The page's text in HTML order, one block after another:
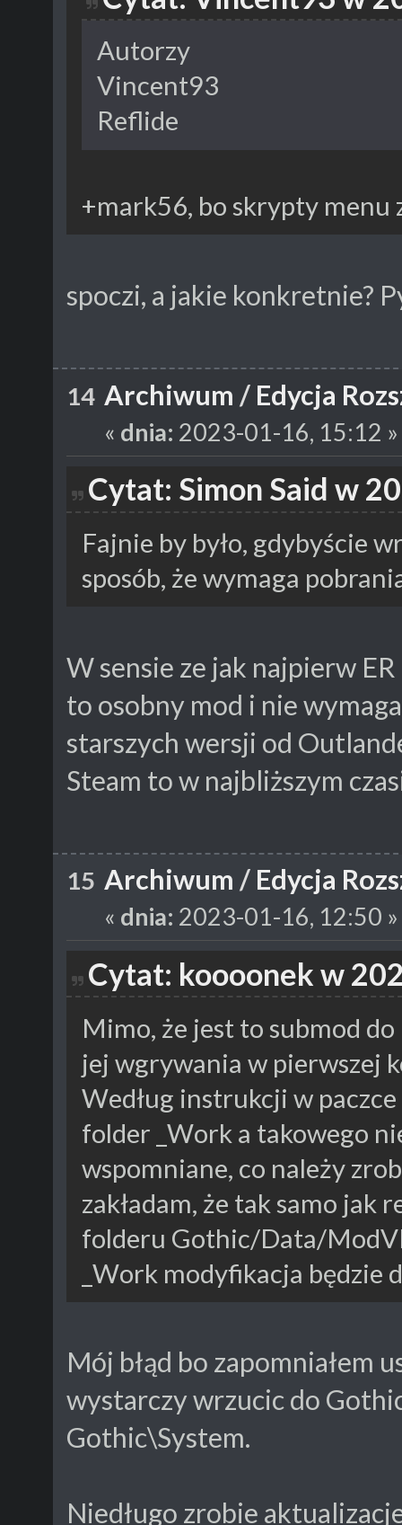
Autorzy
Vincent93
Reflide
+mark56, bo skrypty menu
spoczi, a jakie konkretnie?
14 Archiwum / Edycja
« dnia: 2023-01-16, 15:12 »
Cytat: Simon Said w
Fajnie by było, gdybyście
sposób, że wymaga
W sensie ze jak najpierw
to osobny mod i nie
starszych wersji od
Steam to w najbliższym
15 Archiwum / Edycja
« dnia: 2023-01-16, 12:50 »
Cytat: koooonek w
Mimo, że jest to submod
jej wgrywania w pierwszej
Według instrukcji w
folder _Work a takowego
wspomniane, co należy
zakładam, że tak samo jak
folderu Gothic/Data/
_Work modyfikacja będzie
Mój błąd bo zapomniałem
wystarczy wrzucic do
Gothic\System.
Niedługo zrobie